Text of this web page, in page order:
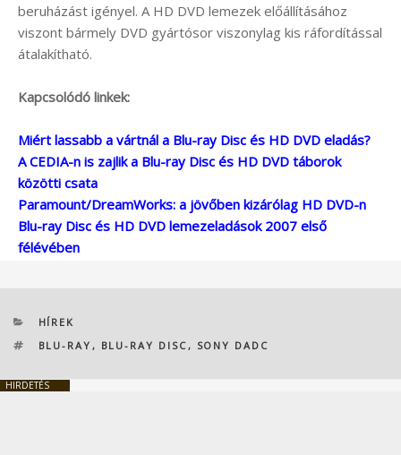
beruházást igényel. A HD DVD lemezek előállításához
viszont bármely DVD gyártósor viszonylag kis ráfordítással
átalakítható.
Kapcsolódó linkek:
Miért lassabb a vártnál a Blu-ray Disc és HD DVD eladás?
A CEDIA-n is zajlik a Blu-ray Disc és HD DVD táborok
közötti csata
Paramount/DreamWorks: a jövőben kizárólag HD DVD-n
Blu-ray Disc és HD DVD lemezeladások 2007 első
félévében
KATEGÓRIÁK
HÍREK
CÍMKÉK
BLU-RAY , BLU-RAY DISC , SONY DADC
HIRDETÉS